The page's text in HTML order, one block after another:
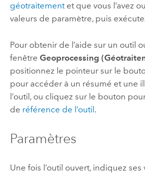
géotraitementet que vous l’avez
valeurs de paramètre, puis
Pour obtenir de l’aide sur un outil
fenêtre Geoprocessing
positionnez le pointeur sur le
pour accéder à un résumé et une
l’outil, ou cliquez sur le bouton
de référence de l’outil.
Paramètres
Une fois l’outil ouvert, indiquez ses